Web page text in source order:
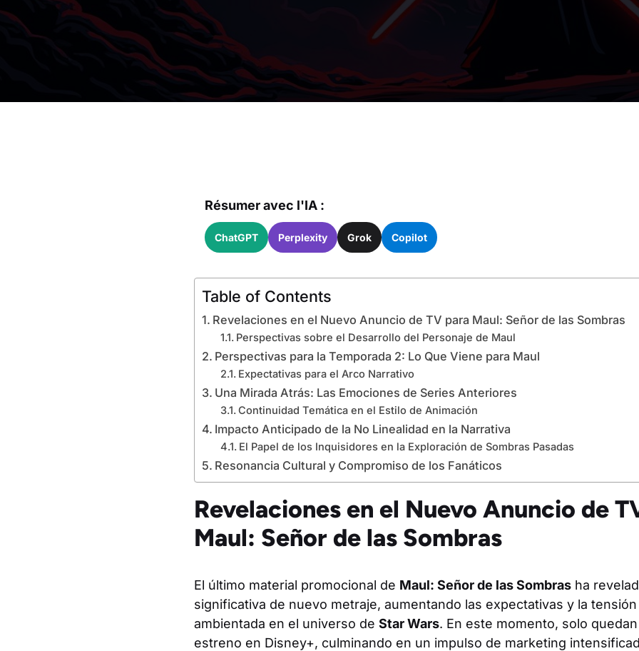
Résumer avec l'IA :
ChatGPT Perplexity Grok Copilot
Table of Contents
Revelaciones en el Nuevo Anuncio de TV para Maul: Señor de las Sombras
Perspectivas sobre el Desarrollo del Personaje de Maul
Perspectivas para la Temporada 2: Lo Que Viene para Maul
Expectativas para el Arco Narrativo
Una Mirada Atrás: Las Emociones de Series Anteriores
Continuidad Temática en el Estilo de Animación
Impacto Anticipado de la No Linealidad en la Narrativa
El Papel de los Inquisidores en la Exploración de Sombras Pasadas
Resonancia Cultural y Compromiso de los Fanáticos
Revelaciones en el Nuevo Anuncio de
Maul: Señor de las Sombras
El último material promocional de Maul: Señor de las Sombras ha
significativa de nuevo metraje, aumentando las expectativas y la
ambientada en el universo de Star Wars. En este momento, solo
estreno en Disney+, culminando en un impulso de marketing